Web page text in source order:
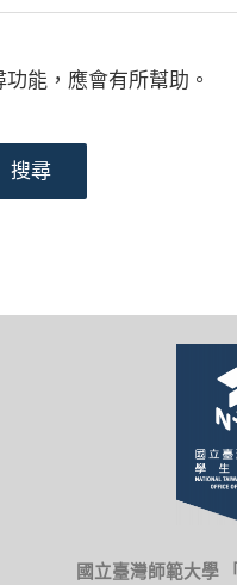
能，應會有所幫助。
國立臺灣師範大學 「